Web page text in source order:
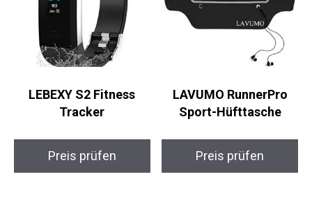
LEBEXY S2 Fitness
Tracker
Preis prüfen
LAVUMO RunnerPro
Sport-Hüfttasche
Preis prüfen